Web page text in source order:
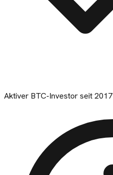
Aktiver BTC-Investor seit 2017